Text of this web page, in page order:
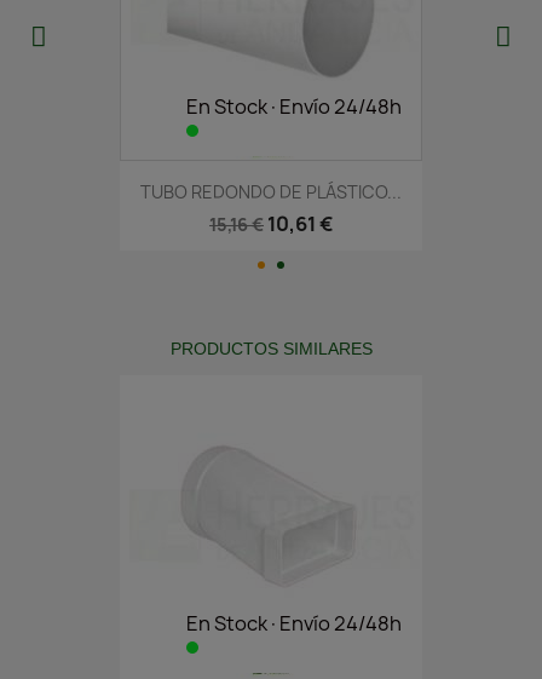
En Stock·Envío 24/48h
TUBO REDONDO DE PLÁSTICO...
15,16 € 10,61 €
PRODUCTOS SIMILARES
En Stock·Envío 24/48h